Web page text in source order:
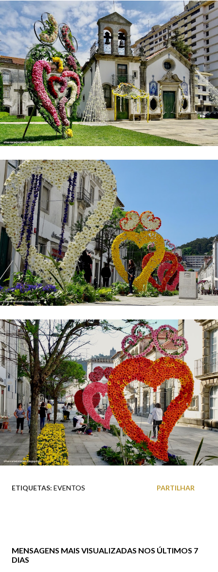
ETIQUETAS: EVENTOS PARTILHAR
MENSAGENS MAIS VISUALIZADAS NOS ÚLTIMOS 7
DIAS